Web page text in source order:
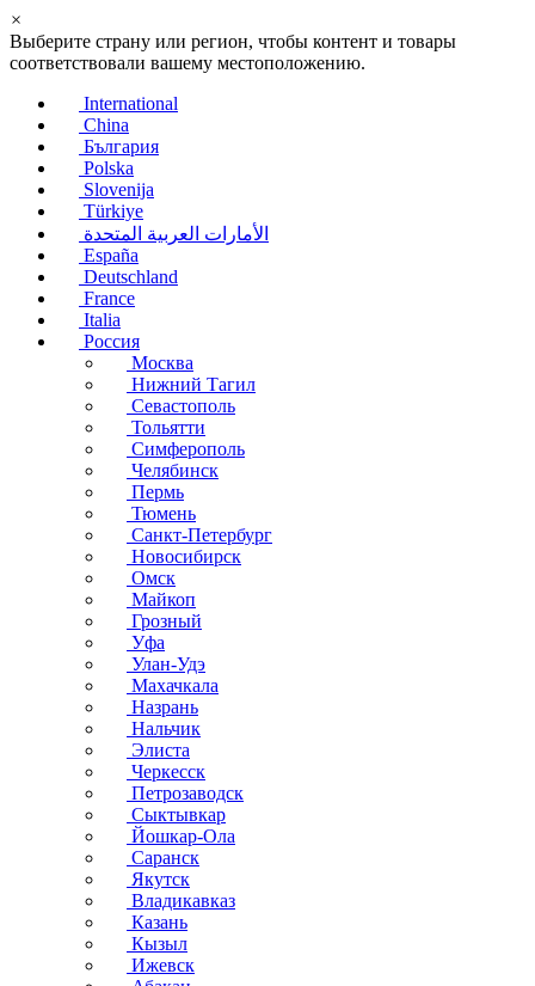
×
Выберите страну или регион, чтобы контент и товары
соответствовали вашему местоположению.
International
China
България
Polska
Slovenija
Türkiye
الأمارات العربية المتحدة
España
Deutschland
France
Italia
Россия
Москва
Нижний Тагил
Севастополь
Тольятти
Симферополь
Челябинск
Пермь
Тюмень
Санкт-Петербург
Новосибирск
Омск
Майкоп
Грозный
Уфа
Улан-Удэ
Махачкала
Назрань
Нальчик
Элиста
Черкесск
Петрозаводск
Сыктывкар
Йошкар-Ола
Саранск
Якутск
Владикавказ
Казань
Кызыл
Ижевск